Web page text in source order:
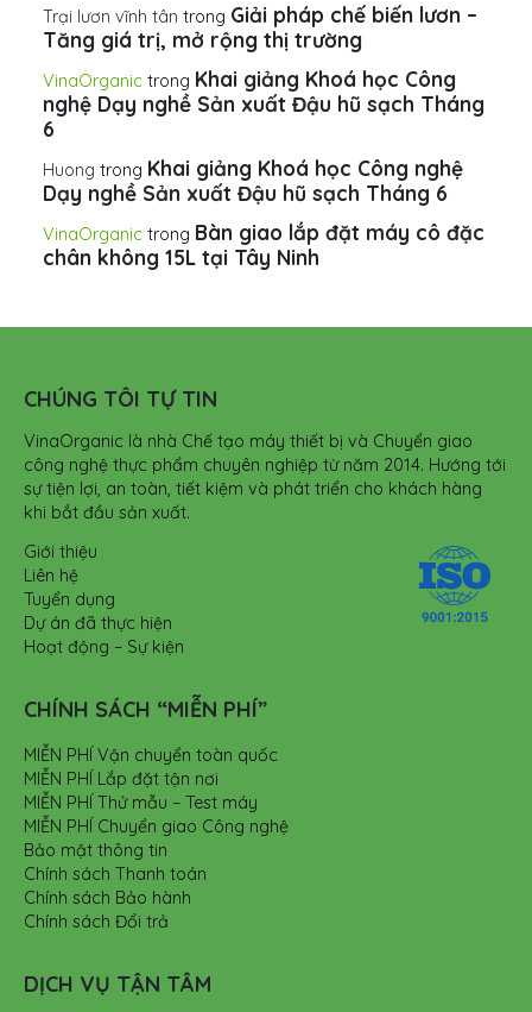
Trại lươn vĩnh tân trong Giải pháp chế biến lươn –
Tăng giá trị, mở rộng thị trường
VinaOrganic trong Khai giảng Khoá học Công
nghệ Dạy nghề Sản xuất Đậu hũ sạch Tháng
6
Huong trong Khai giảng Khoá học Công nghệ
Dạy nghề Sản xuất Đậu hũ sạch Tháng 6
VinaOrganic trong Bàn giao lắp đặt máy cô đặc
chân không 15L tại Tây Ninh
CHÚNG TÔI TỰ TIN
VinaOrganic là nhà Chế tạo máy thiết bị và Chuyển giao
công nghệ thực phẩm chuyên nghiệp từ năm 2014. Hướng tới
sự tiện lợi, an toàn, tiết kiệm và phát triển cho khách hàng
khi bắt đầu sản xuất.
Giới thiệu
Liên hệ
Tuyển dụng
Dự án đã thực hiện
Hoạt động – Sự kiện
CHÍNH SÁCH “MIỄN PHÍ”
MIỄN PHÍ Vận chuyển toàn quốc
MIỄN PHÍ Lắp đặt tận nơi
MIỄN PHÍ Thử mẫu – Test máy
MIỄN PHÍ Chuyển giao Công nghệ
Bảo mật thông tin
Chính sách Thanh toán
Chính sách Bảo hành
Chính sách Đổi trả
DỊCH VỤ TẬN TÂM